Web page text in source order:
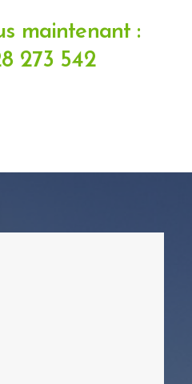
maintenant :
273 542